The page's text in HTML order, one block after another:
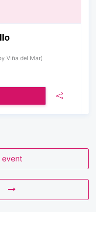
Viña del Mar)
event